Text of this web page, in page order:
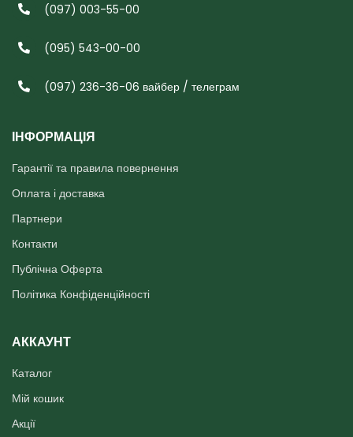
(097) 003-55-00
(095) 543-00-00
(097) 236-36-06 вайбер / телеграм
ІНФОРМАЦІЯ
Гарантії та правила повернення
Оплата і доставка
Партнери
Контакти
Публічна Оферта
Політика Конфіденційності
АККАУНТ
Каталог
Мій кошик
Акції